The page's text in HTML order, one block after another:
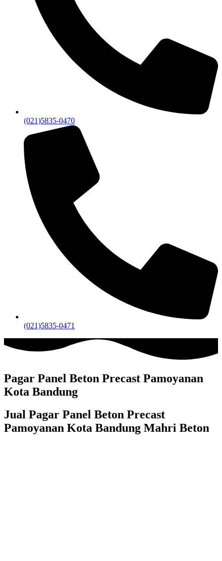
(021)5835-0470
(021)5835-0471
Pagar Panel Beton Precast Pamoyanan
Kota Bandung
Jual Pagar Panel Beton Precast
Pamoyanan Kota Bandung Mahri Beton